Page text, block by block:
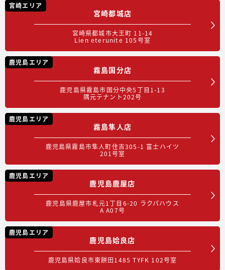
宮崎エリア
宮崎都城店
宮崎県都城市大王町 11-14
Lien eterunite 105号室
鹿児島エリア
霧島国分店
鹿児島県霧島市国分中央5丁目1-13
隅元テナント202号
鹿児島エリア
霧島隼人店
鹿児島県霧島市隼人町住吉305-1 富士ハイツ
201号室
鹿児島エリア
鹿児島鹿屋店
鹿児島県鹿屋市札元1丁目6-20 ラクパハウス
A A07号
鹿児島エリア
鹿児島姶良店
鹿児島県姶良市東餅田1485 TYFK 102号室